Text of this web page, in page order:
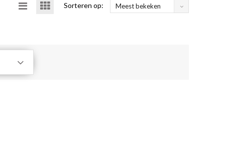
Sorteren op: Meest bekeken